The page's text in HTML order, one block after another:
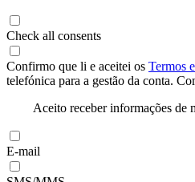
Check all consents
Confirmo que li e aceitei os Termos
telefónica para a gestão da conta.
Aceito receber informações de
E-mail